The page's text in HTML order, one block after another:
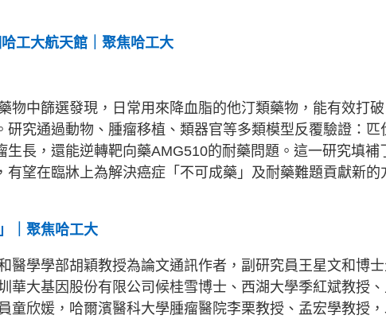
工大航天館｜聚焦哈工大
物中篩選發現，日常用來降血脂的他汀類藥物，能有效打破
究通過動物、腫瘤移植、類器官等多類模型反覆驗證：匹
長，還能逆轉靶向藥AMG510的耐藥問題。這一研究填補
望在臨牀上為解決癌症「不可成藥」及耐藥難題貢獻新的
｜聚焦哈工大
醫學學部胡穎教授為論文通訊作者，副研究員王星文和博
華大基因股份有限公司候桂雪博士、西湖大學季紅斌教授
童欣媛，哈爾濱醫科大學腫瘤醫院李栗教授、孟宏學教授